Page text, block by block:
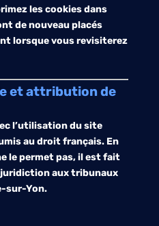
les cookies dans
de nouveau placés
lorsque vous revisiterez
et attribution de
l’utilisation du site
au droit français. En
le permet pas, il est fait
aux tribunaux
sur-Yon.